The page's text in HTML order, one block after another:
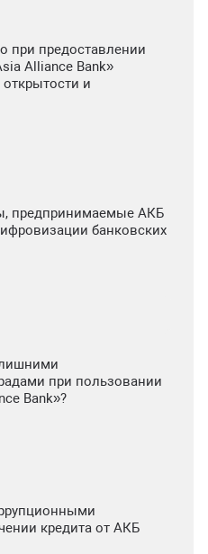
при предоставлении
Alliance Bank»
и
предпринимаемые АКБ
банковских
при пользовании
Bank»?
кредита от АКБ